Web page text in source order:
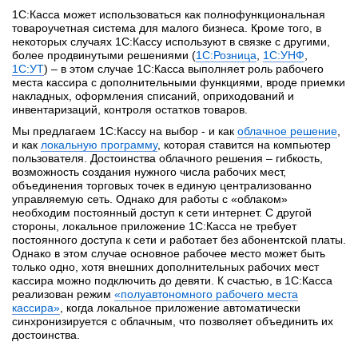
1С:Касса может использоваться как полнофункциональная
товароучетная система для малого бизнеса. Кроме того, в
некоторых случаях 1С:Кассу используют в связке с другими,
более продвинутыми решениями (1С:Розница 1С:УНФ
1С:УТ) – в этом случае 1С:Касса выполняет роль рабочего
места кассира с дополнительными функциями, вроде приемки
накладных, оформления списаний, оприходований и
инвентаризаций, контроля остатков товаров.
Мы предлагаем 1С:Кассу на выбор - и как облачное решение
и как локальную программу, которая ставится на компьютер
пользователя. Достоинства облачного решения – гибкость,
возможность создания нужного числа рабочих мест,
объединения торговых точек в единую централизованно
управляемую сеть. Однако для работы с «облаком»
необходим постоянный доступ к сети интернет. С другой
стороны, локальное приложение 1С:Касса не требует
постоянного доступа к сети и работает без абонентской платы.
Однако в этом случае основное рабочее место может быть
только одно, хотя внешних дополнительных рабочих мест
кассира можно подключить до девяти. К счастью, в 1С:Касса
реализован режим «полуавтономного рабочего места
кассира» , когда локальное приложение автоматически
синхронизируется с облачным, что позволяет объединить их
достоинства.